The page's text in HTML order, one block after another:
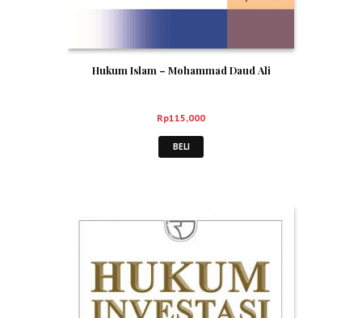
Hukum Islam – Mohammad Daud Ali
Rp115,000
BELI